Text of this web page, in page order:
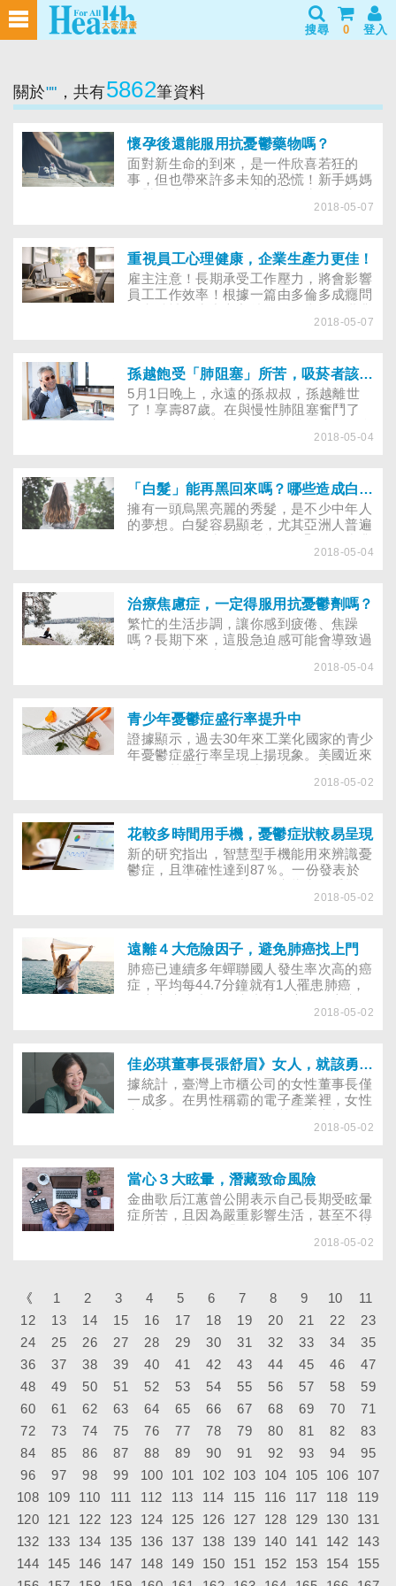
搜尋 0 登入
關於"" ，共有5862筆資料
懷孕後還能服用抗憂鬱藥物嗎？
面對新生命的到來，是一件欣喜若狂的
事，但也帶來許多未知的恐慌！新手媽媽
產生憂慮與焦躁，每一次的檢查都很煎
抗抑鬱藥物，但服藥會不會影響胎兒健
康？倘若胎兒不幸患有「囊狀水瘤」，該
不該生？曾做過人工流產或子宮手術，留
下「阿休曼症候群」的女性還有機會懷孕
2018-05-07
重視員工心理健康，企業生產力更佳！
雇主注意！長期承受工作壓力，將會影響
員工工作效率！根據一篇由多倫多成癮問
與環境醫學期刊》的研究顯示，一半罹患
成的生產力損失。
2018-05-07
孫越飽受「肺阻塞」所苦，吸菸者該如何自我檢測？
5月1日晚上，永遠的孫叔叔，孫越離世
了！享壽87歲。在與慢性肺阻塞奮鬥了
重器官衰竭病逝。其實不只孫越，根據統
亡。肺阻塞是不可逆的呼吸道阻塞疾病，
但因肺阻塞初期沒有症狀，臨床上患者確
診時，往往都已是晚期！為此，台灣胸腔
暨重症加護醫學會特別首創了一套「1分
鐘登階肺阻塞風險評估量表」，協助民眾
2018-05-04
「白髮」能再黑回來嗎？哪些造成白髮的原因，還有救！
擁有一頭烏黑亮麗的秀髮，是不少中年人
的夢想。白髮容易顯老，尤其亞洲人普遍
者就看準這股美髮商機，推出含有黑芝
醫師提醒，白髮是毛囊黑色素細胞退化造
成，是不可逆的，一旦頭髮變灰白，除非
染髮，否則即使拔了，新長出的頭髮還會
是白的！
2018-05-04
治療焦慮症，一定得服用抗憂鬱劑嗎？
繁忙的生活步調，讓你感到疲倦、焦躁
嗎？長期下來，這股急迫感可能會導致過
出有過度焦慮的問題，通常醫師會開立
治療雖能有效推助情緒、降低焦慮，但有
些抗憂鬱藥物效果卻被誇大，長時間使
用，不僅無法根治焦慮症，一旦停藥，還
有可能立即復發！以下文章摘錄自晨星出
版社出版的《抓狂邊緣》一書。
2018-05-04
青少年憂鬱症盛行率提升中
證據顯示，過去30年來工業化國家的青少
年憂鬱症盛行率呈現上揚現象。美國近來
2018-05-02
花較多時間用手機，憂鬱症狀較易呈現
新的研究指出，智慧型手機能用來辨識憂
鬱症，且準確性達到87％。一份發表於
終可協助個人監測憂鬱症風險，使健康照
2018-05-02
遠離４大危險因子，避免肺癌找上門
肺癌已連續多年蟬聯國人發生率次高的癌
症，平均每44.7分鐘就有1人罹患肺癌，
高、晚期發現比例最高的癌症。常聽人
2018-05-02
佳必琪董事長張舒眉》女人，就該勇於實現自我！
據統計，臺灣上市櫃公司的女性董事長僅
一成多。在男性稱霸的電子產業裡，女性
裡，更是鳳毛麟角；而佳必琪董座張舒
必琪帶領到上市的規模。近年，她還創立
了社會企業「非常木蘭」來幫助女性創業
圓夢，想把「女力」傳承下去、開枝散
葉……
2018-05-02
當心３大眩暈，潛藏致命風險
金曲歌后江蕙曾公開表示自己長期受眩暈
症所苦，且因為嚴重影響生活，甚至不得
腦幹問題引起，若是內耳問題，通常較易
2018-05-02
《 1 2 3 4 5 6 7 8 9 10
11
12
13 14 15 16 17 18 19 20 21 22
23
24
25 26 27 28 29 30 31 32 33 34
35
36
37 38 39 40 41 42 43 44 45 46
47
48
49 50 51 52 53 54 55 56 57 58
59
60
61 62 63 64 65 66 67 68 69 70
71
72
73 74 75 76 77 78 79 80 81 82
83
84
85 86 87 88 89 90 91 92 93 94
95
96
97 98 99 100 101 102 103 104 105 106
107
108
109 110 111 112 113 114 115 116 117 118
119
120
121 122 123 124 125 126 127 128 129 130
131
132
133 134 135 136 137 138 139 140 141 142
143
144
145 146 147 148 149 150 151 152 153 154
155